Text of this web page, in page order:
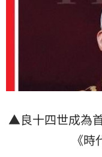
▲良十四世成為
《時